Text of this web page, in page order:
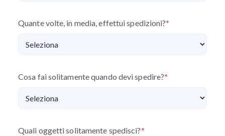
Quante volte, in media, effettui spedizioni?*
Cosa fai solitamente quando devi spedire?*
Quali oggetti solitamente spedisci?*